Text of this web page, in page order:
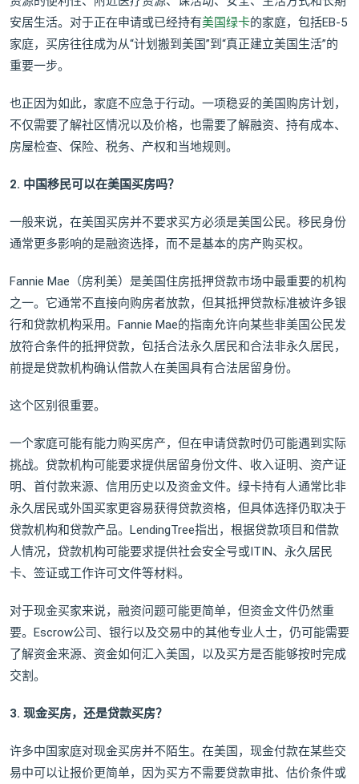
安居生活。对于正在申请或已经持有美国绿卡的家庭，包括EB-5
家庭，买房往往成为从“计划搬到美国”到“真正建立美国生活”的
重要一步。
也正因为如此，家庭不应急于行动。一项稳妥的美国购房计划，
不仅需要了解社区情况以及价格，也需要了解融资、持有成本、
房屋检查、保险、税务、产权和当地规则。
2. 中国移民可以在美国买房吗？
一般来说，在美国买房并不要求买方必须是美国公民。移民身份
通常更多影响的是融资选择，而不是基本的房产购买权。
Fannie Mae（房利美）是美国住房抵押贷款市场中最重要的机构
之一。它通常不直接向购房者放款，但其抵押贷款标准被许多银
行和贷款机构采用。Fannie Mae的指南允许向某些非美国公民发
放符合条件的抵押贷款，包括合法永久居民和合法非永久居民，
前提是贷款机构确认借款人在美国具有合法居留身份。
这个区别很重要。
一个家庭可能有能力购买房产，但在申请贷款时仍可能遇到实际
挑战。贷款机构可能要求提供居留身份文件、收入证明、资产证
明、首付款来源、信用历史以及资金文件。绿卡持有人通常比非
永久居民或外国买家更容易获得贷款资格，但具体选择仍取决于
贷款机构和贷款产品。LendingTree指出，根据贷款项目和借款
人情况，贷款机构可能要求提供社会安全号或ITIN、永久居民
卡、签证或工作许可文件等材料。
对于现金买家来说，融资问题可能更简单，但资金文件仍然重
要。Escrow公司、银行以及交易中的其他专业人士，仍可能需要
了解资金来源、资金如何汇入美国，以及买方是否能够按时完成
交割。
3. 现金买房，还是贷款买房？
许多中国家庭对现金买房并不陌生。在美国，现金付款在某些交
易中可以让报价更简单，因为买方不需要贷款审批、估价条件或